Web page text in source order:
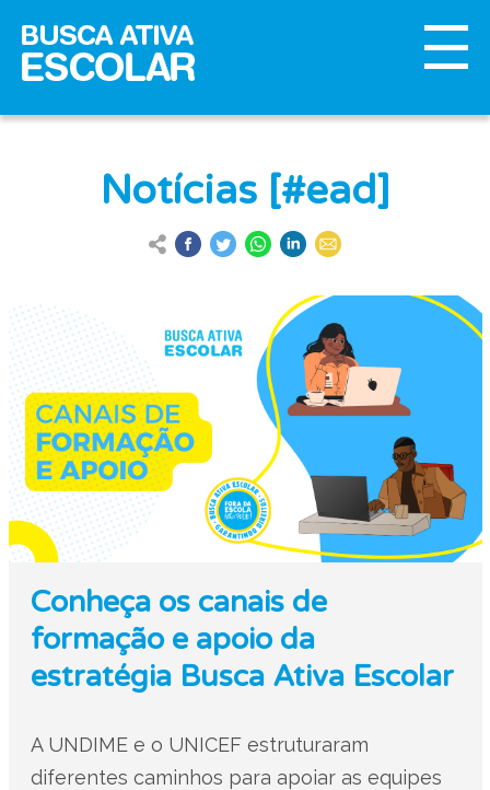
Notícias [#ead]
Conheça os canais de
formação e apoio da
estratégia Busca Ativa Escolar
A UNDIME e o UNICEF estruturaram
diferentes caminhos para apoiar as equipes